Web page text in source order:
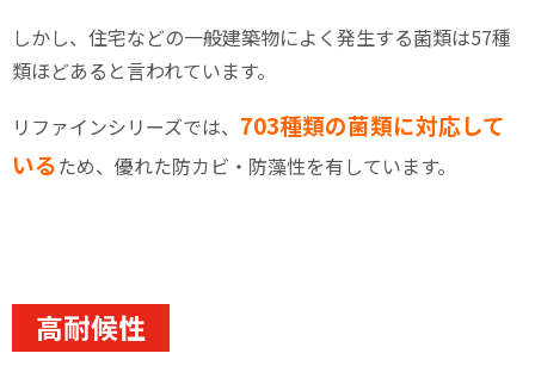
しかし、住宅などの一般建築物によく発生する菌類は57種
類ほどあると言われています。
リファインシリーズでは、 703種類の菌類に対応して
いるため、優れた防カビ・防藻性を有しています。
高耐候性